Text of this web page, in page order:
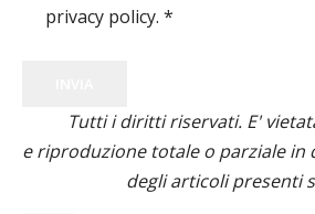
privacy policy. *
Tutti i diritti riservati. E'
e riproduzione totale o parziale in
degli articoli presenti